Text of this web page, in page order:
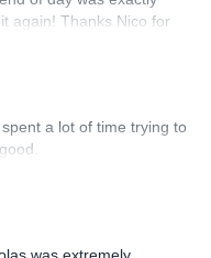
again! Thanks Nico for
a lot of time trying to